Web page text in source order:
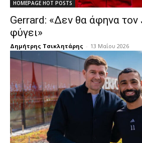
HOMEPAGE HOT POSTS
Gerrard: «Δεν θα άφηνα τον
φύγει»
Δημήτρης Τσικλητάρης - 13 Μαΐου 2026